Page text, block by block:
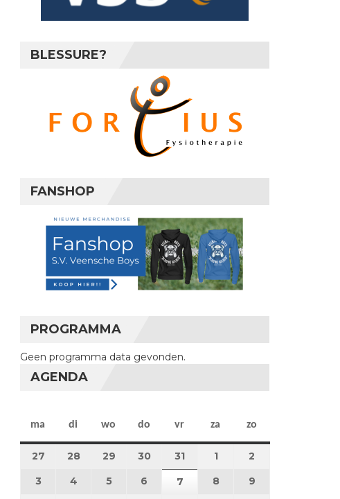
BLESSURE?
FANSHOP
PROGRAMMA
Geen programma data gevonden.
AGENDA
ma maandag
di dinsdag
wo woensdag
do donderdag
vr vrijdag
za zaterdag
zo
27 27 juli 2026
28 28 juli 2026
29 29 juli 2026
3030 juli 2026
31 31 juli 2026
11 augustus 2026
2
3 3 augustus 2026
4 4 augustus 2026
55 augustus 2026
6 6 augustus 2026
7 7 augustus 2026
8 8 augustus 2026
9